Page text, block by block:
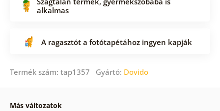
alkalmas
A ragasztót a fotótapétához ingyen kapják
Termék szám: tap1357 Gyártó: Dovido
Más változatok